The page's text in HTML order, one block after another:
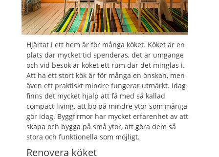
Hjärtat i ett hem är för många köket. Köket är en
plats där mycket tid spenderas, det är umgänge
och vid besök är köket ett rum där det minglas i.
Att ha ett stort kök är för många en önskan, men
även ett praktiskt mindre fungerar utmärkt. Idag
finns det mycket hjälp att få med så kallad
compact living, att bo på mindre ytor som många
gör idag. Byggfirmor har mycket erfarenhet av att
skapa och bygga på små ytor, att göra dem så
stora och funktionella som möjligt.
Renovera köket